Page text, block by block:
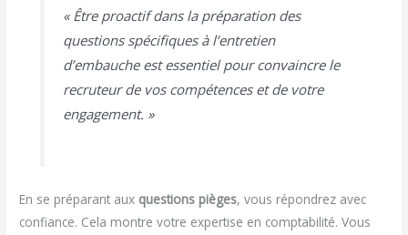
« Être proactif dans la préparation des
questions spécifiques à l’entretien
d’embauche est essentiel pour convaincre le
recruteur de vos compétences et de votre
engagement. »
En se préparant aux questions pièges, vous répondrez avec
confiance. Cela montre votre expertise en comptabilité. Vous